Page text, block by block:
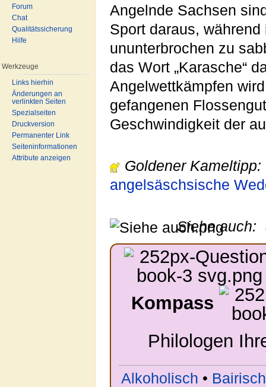
Angelnde Sachsen
Sport daraus,
ununterbrochen zu
das Wort „Karasche“
Angelwettkämpfen
gefangenen
Geschwindigkeit der
Goldener Kameltipp:
angelsäschsische
Siehe auch:
Kompass
Philologen
Alkoholisch • Bairisch
Forum
Chat
Qualitätssicherung
Hilfe
Werkzeuge
Links hierhin
Änderungen an
verlinkten Seiten
Spezialseiten
Druckversion
Permanenter Link
Seiteninformationen
Attribute anzeigen